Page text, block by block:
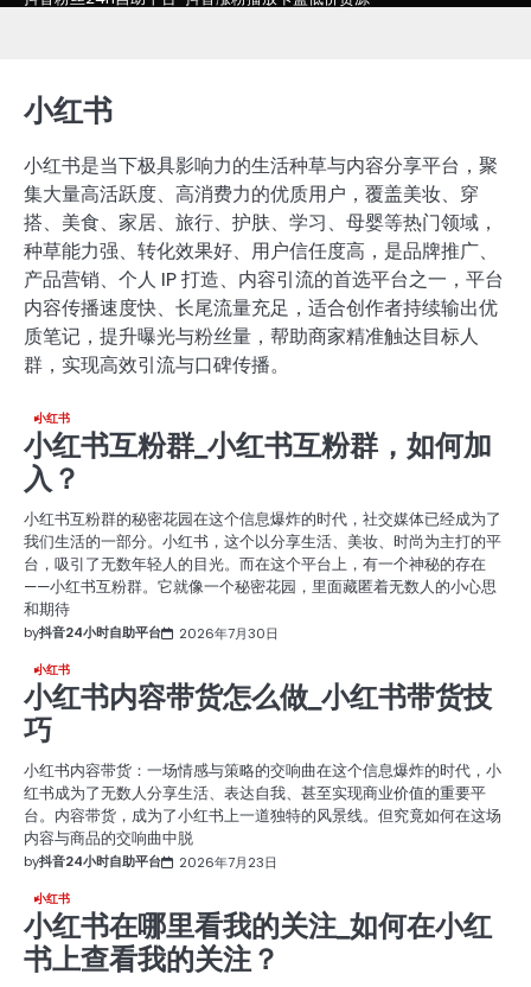
小红书
小红书是当下极具影响力的生活种草与内容分享平台，聚
集大量高活跃度、高消费力的优质用户，覆盖美妆、穿
搭、美食、家居、旅行、护肤、学习、母婴等热门领域，
种草能力强、转化效果好、用户信任度高，是品牌推广、
产品营销、个人 IP 打造、内容引流的首选平台之一，平台
内容传播速度快、长尾流量充足，适合创作者持续输出优
质笔记，提升曝光与粉丝量，帮助商家精准触达目标人
群，实现高效引流与口碑传播。
小红书
小红书互粉群_小红书互粉群，如何加
入？
小红书互粉群的秘密花园在这个信息爆炸的时代，社交媒体已经成为了
我们生活的一部分。小红书，这个以分享生活、美妆、时尚为主打的平
台，吸引了无数年轻人的目光。而在这个平台上，有一个神秘的存在
——小红书互粉群。它就像一个秘密花园，里面藏匿着无数人的小心思
和期待
by抖音24小时自助平台 2026年7月30日
小红书
小红书内容带货怎么做_小红书带货技
巧
小红书内容带货：一场情感与策略的交响曲在这个信息爆炸的时代，小
红书成为了无数人分享生活、表达自我、甚至实现商业价值的重要平
台。内容带货，成为了小红书上一道独特的风景线。但究竟如何在这场
内容与商品的交响曲中脱
by抖音24小时自助平台 2026年7月23日
小红书
小红书在哪里看我的关注_如何在小红
书上查看我的关注？